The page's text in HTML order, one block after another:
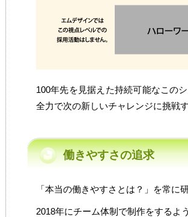
100年先を見据えた持続可能なこの
全力で次の新しいチャレンジに挑戦
働きやすさの追求
「本当の働きやすさとは？」を常に
2018年にチーム体制で制作をするよ